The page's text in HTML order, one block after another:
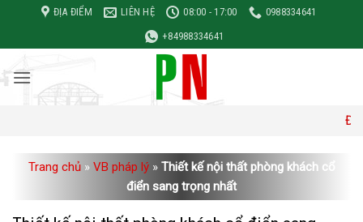
nội
dung
ĐỊA ĐIỂM LIÊN HỆ 08:00 - 17:00
0988334641
+84988334641
Đơn giá xây
Trang chủ » VB pháp lý » Thiết kế nội thất phòng khách cổ
điển sang trọng nhất